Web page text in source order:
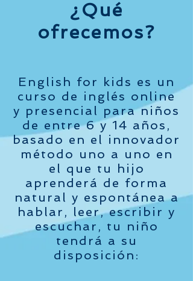
¿Qué
ofrecemos?
English for kids es un
curso de inglés online
y presencial para niños
de entre 6 y 14 años,
basado en el innovador
método uno a uno en
el que tu hijo
aprenderá de forma
natural y espontánea a
hablar, leer, escribir y
escuchar, tu niño
tendrá a su
disposición: